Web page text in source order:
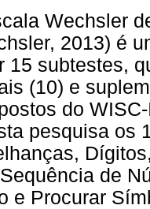
Wechsler
2013) é
15 subtestes,
(10) e
do
pesquisa os
de
e Procurar